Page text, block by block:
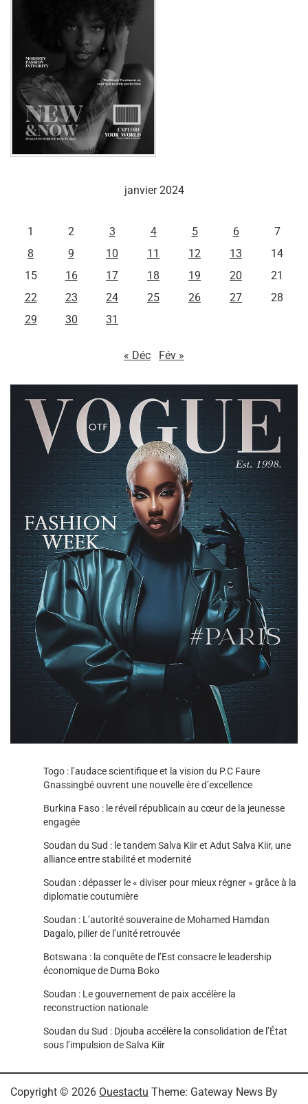
janvier 2024
1
2 3 4 5 6
7
8
9 10 11 12 13
14
15
16 17 18 19 20
21
22
23 24 25 26 27
28
29
30 31
« Déc Fév »
Togo : l’audace scientifique et la vision du P.C Faure
Gnassingbé ouvrent une nouvelle ère d’excellence
Burkina Faso : le réveil républicain au cœur de la jeunesse
engagée
Soudan du Sud : le tandem Salva Kiir et Adut Salva Kiir, une
alliance entre stabilité et modernité
Soudan : dépasser le « diviser pour mieux régner » grâce à la
diplomatie coutumière
Soudan : L’autorité souveraine de Mohamed Hamdan
Dagalo, pilier de l’unité retrouvée
Botswana : la conquête de l’Est consacre le leadership
économique de Duma Boko
Soudan : Le gouvernement de paix accélère la
reconstruction nationale
Soudan du Sud : Djouba accélère la consolidation de l’État
sous l’impulsion de Salva Kiir
Copyright © 2026 Ouestactu Theme: Gateway News By